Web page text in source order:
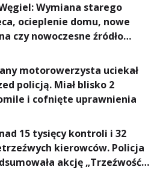
Wymiana starego
ocieplenie domu, nowe
czy nowoczesne źródło
za energię, lepszy
życia i... czystsze
motorowerzysta uciekał
policją. Miał blisko 2
i cofnięte uprawnienia
15 tysięcy kontroli i 32
kierowców. Policja
akcję „Trzeźwość”